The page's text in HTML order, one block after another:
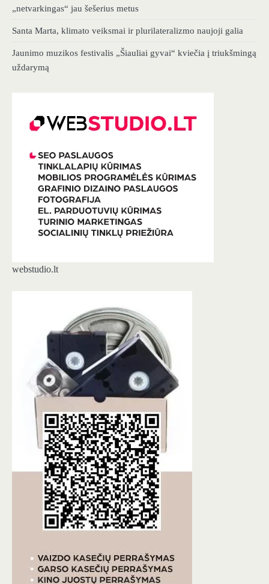
„netvarkingas“ jau šešerius metus
Santa Marta, klimato veiksmai ir plurilateralizmo naujoji galia
Jaunimo muzikos festivalis „Šiauliai gyvai“ kviečia į triukšmingą
uždarymą
webstudio.lt